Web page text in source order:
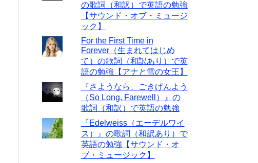
の歌詞（和訳）で英語の勉強
【サウンド・オブ・ミュージ
ック】
For the First Time in
Forever（生まれてはじめ
て）の歌詞（和訳あり）で英
語の勉強【アナと雪の女王】
『さようなら、ごきげんよう
（So Long, Farewell）』の
歌詞（和訳）で英語の勉強
『Edelweiss（エーデルワイ
ス）』の歌詞（和訳あり）で
英語の勉強【サウンド・オ
ブ・ミュージック】